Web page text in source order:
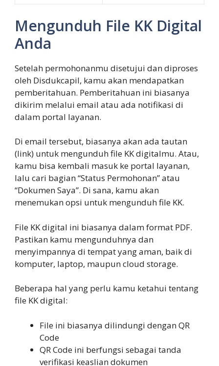
Mengunduh File KK Digital
Anda
Setelah permohonanmu disetujui dan diproses
oleh Disdukcapil, kamu akan mendapatkan
pemberitahuan. Pemberitahuan ini biasanya
dikirim melalui email atau ada notifikasi di
dalam portal layanan.
Di email tersebut, biasanya akan ada tautan
(link) untuk mengunduh file KK digitalmu. Atau,
kamu bisa kembali masuk ke portal layanan,
lalu cari bagian “Status Permohonan” atau
“Dokumen Saya”. Di sana, kamu akan
menemukan opsi untuk mengunduh file KK.
File KK digital ini biasanya dalam format PDF.
Pastikan kamu mengunduhnya dan
menyimpannya di tempat yang aman, baik di
komputer, laptop, maupun cloud storage.
Beberapa hal yang perlu kamu ketahui tentang
file KK digital:
File ini biasanya dilindungi dengan QR
Code
QR Code ini berfungsi sebagai tanda
verifikasi keaslian dokumen